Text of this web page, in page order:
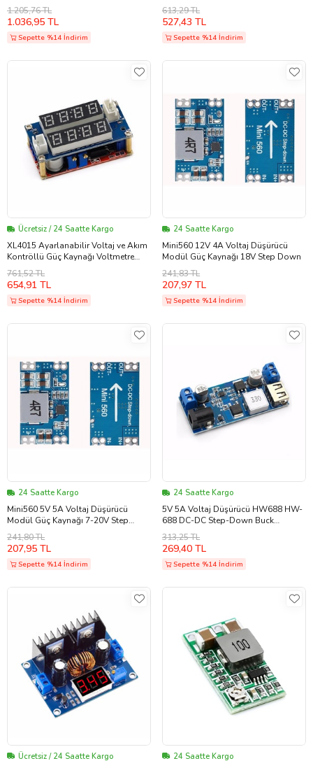
1.205,76 TL
1.036,95 TL
Sepette %14 İndirim
613,29 TL
527,43 TL
Sepette %14 İndirim
Ücretsiz / 24 Saatte Kargo
XL4015 Ayarlanabilir Voltaj ve Akım
Kontröllü Güç Kaynağı Voltmetre
Ampermetre Göstergeli Step-Down
761,52 TL
654,91 TL
Sepette %14 İndirim
24 Saatte Kargo
Mini560 12V 4A Voltaj Düşürücü
Modül Güç Kaynağı 18V Step Down
241,83 TL
207,97 TL
Sepette %14 İndirim
24 Saatte Kargo
Mini560 5V 5A Voltaj Düşürücü
Modül Güç Kaynağı 7-20V Step
Down
241,80 TL
207,95 TL
Sepette %14 İndirim
24 Saatte Kargo
5V 5A Voltaj Düşürücü HW688 HW-
688 DC-DC Step-Down Buck
Dönüştürücü Modül
313,25 TL
269,40 TL
Sepette %14 İndirim
Ücretsiz / 24 Saatte Kargo 24 Saatte Kargo